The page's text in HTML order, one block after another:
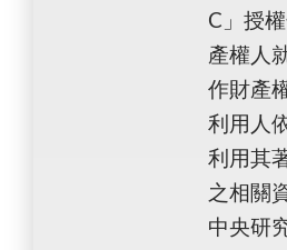
C」授
產權人
作財產
利用人
利用其
之相關
中央研